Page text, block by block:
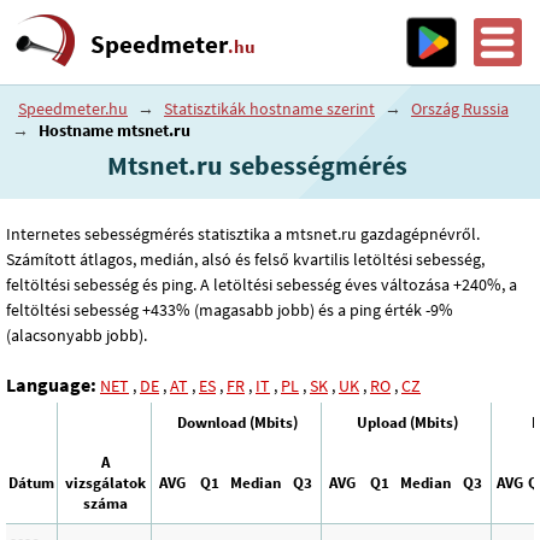
Speedmeter.hu
Speedmeter.hu → Statisztikák hostname szerint →
Ország Russia
→
Hostname mtsnet.ru
Mtsnet.ru sebességmérés
Internetes sebességmérés statisztika a mtsnet.ru gazdagépnévről.
Számított átlagos, medián, alsó és felső kvartilis letöltési sebesség,
feltöltési sebesség és ping. A letöltési sebesség éves változása +240%, a
feltöltési sebesség +433% (magasabb jobb) és a ping érték -9%
(alacsonyabb jobb).
Language: NET , DE ,AT , ES , FR , IT , PL ,SK , UK , RO ,CZ
Download (Mbits) Upload (Mbits)
Dátum
A
vizsgálatok
száma
AVG Q1 Median Q3 AVG Q1 Median Q3 AVG